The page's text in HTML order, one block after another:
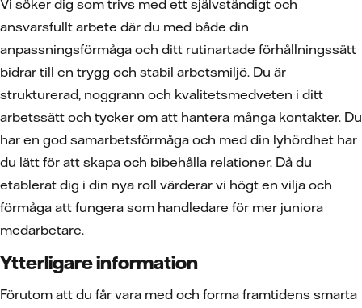
Vi söker dig som trivs med ett självständigt och
ansvarsfullt arbete där du med både din
anpassningsförmåga och ditt rutinartade förhållningssätt
bidrar till en trygg och stabil arbetsmiljö. Du är
strukturerad, noggrann och kvalitetsmedveten i ditt
arbetssätt och tycker om att hantera många kontakter. Du
har en god samarbetsförmåga och med din lyhördhet har
du lätt för att skapa och bibehålla relationer. Då du
etablerat dig i din nya roll värderar vi högt en vilja och
förmåga att fungera som handledare för mer juniora
medarbetare.
Ytterligare information
Förutom att du får vara med och forma framtidens smarta